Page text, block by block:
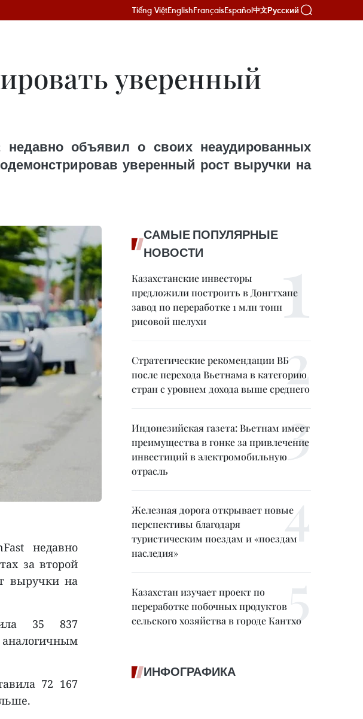
Tiếng ViệtEnglishFrançaisEspañol中文Русский
уверенный
недавно объявил о своих неаудированных
уверенный рост выручки на
недавно
за второй
выручки на
35 837
72 167
САМЫЕ ПОПУЛЯРНЫЕ
НОВОСТИ
Казахстанские инвесторы
предложили построить в Донгтхапе
завод по переработке 1 млн тонн
рисовой шелухи
Стратегические рекомендации ВБ
после перехода Вьетнама в категорию
стран с уровнем дохода выше среднего
Индонезийская газета: Вьетнам имеет
преимущества в гонке за привлечение
инвестиций в электромобильную
отрасль
Железная дорога открывает новые
перспективы благодаря
туристическим поездам и «поездам
наследия»
Казахстан изучает проект по
переработке побочных продуктов
сельского хозяйства в городе Кантхо
ИНФОГРАФИКА